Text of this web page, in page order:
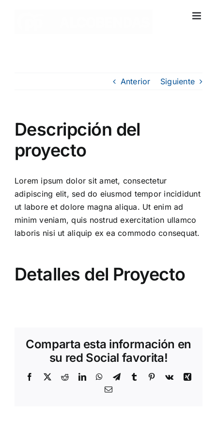
Anterior Siguiente
Descripción del
proyecto
Lorem ipsum dolor sit amet, consectetur
adipiscing elit, sed do eiusmod tempor incididunt
ut labore et dolore magna aliqua. Ut enim ad
minim veniam, quis nostrud exercitation ullamco
laboris nisi ut aliquip ex ea commodo consequat.
Detalles del Proyecto
Comparta esta información en
su red Social favorita!
Facebook
X RedditLinkedInWhatsApp
TelegramTumblr Pinterest
Vk
Xing
Correo